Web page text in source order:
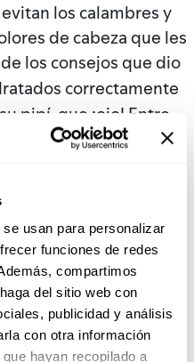
usan para personalizar
funciones de redes
compartimos
del sitio web con
publicidad y análisis
con otra información
hayan recopilado a
los calambres y
de cabeza que les
los consejos que dio
correctamente
pipí, que ¡ojo! Entre
les hace falta